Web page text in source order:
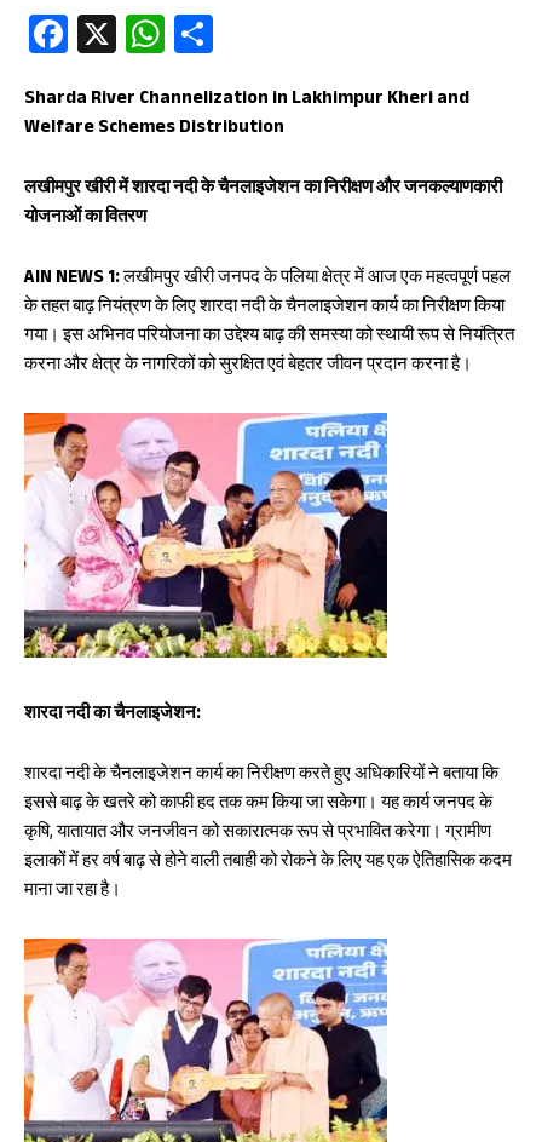
Fa
ce
b
oo
k
X W
ha
ts
A
p
ha
re
Sharda River Channelization in Lakhimpur Kheri and
Welfare Schemes Distribution
लखीमपुर खीरी में शारदा नदी के चैनलाइजेशन का निरीक्षण और जनकल्याणकारी
योजनाओं का वितरण
AIN NEWS 1:लखीमपुर खीरी जनपद के पलिया क्षेत्र में आज एक महत्वपूर्ण पहल
के तहत बाढ़ नियंत्रण के लिए शारदा नदी के चैनलाइजेशन कार्य का निरीक्षण किया
गया। इस अभिनव परियोजना का उद्देश्य बाढ़ की समस्या को स्थायी रूप से नियंत्रित
करना और क्षेत्र के नागरिकों को सुरक्षित एवं बेहतर जीवन प्रदान करना है।
शारदा नदी का चैनलाइजेशन:
शारदा नदी के चैनलाइजेशन कार्य का निरीक्षण करते हुए अधिकारियों ने बताया कि
इससे बाढ़ के खतरे को काफी हद तक कम किया जा सकेगा। यह कार्य जनपद के
कृषि, यातायात और जनजीवन को सकारात्मक रूप से प्रभावित करेगा। ग्रामीण
इलाकों में हर वर्ष बाढ़ से होने वाली तबाही को रोकने के लिए यह एक ऐतिहासिक कदम
माना जा रहा है।